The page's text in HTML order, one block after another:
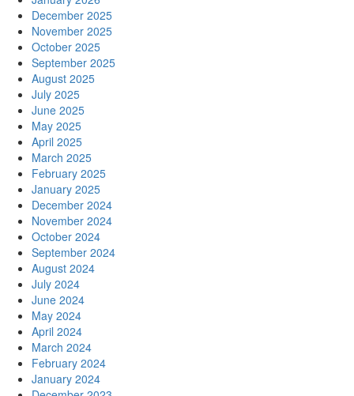
December 2025
November 2025
October 2025
September 2025
August 2025
July 2025
June 2025
May 2025
April 2025
March 2025
February 2025
January 2025
December 2024
November 2024
October 2024
September 2024
August 2024
July 2024
June 2024
May 2024
April 2024
March 2024
February 2024
January 2024